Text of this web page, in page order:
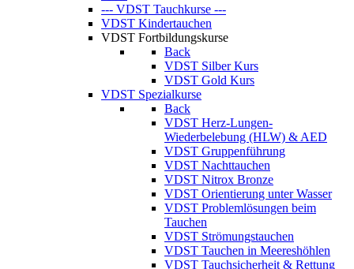
--- VDST Tauchkurse ---
VDST Kindertauchen
VDST Fortbildungskurse
Back
VDST Silber Kurs
VDST Gold Kurs
VDST Spezialkurse
Back
VDST Herz-Lungen-
Wiederbelebung (HLW) & AED
VDST Gruppenführung
VDST Nachttauchen
VDST Nitrox Bronze
VDST Orientierung unter Wasser
VDST Problemlösungen beim
Tauchen
VDST Strömungstauchen
VDST Tauchen in Meereshöhlen
VDST Tauchsicherheit & Rettung